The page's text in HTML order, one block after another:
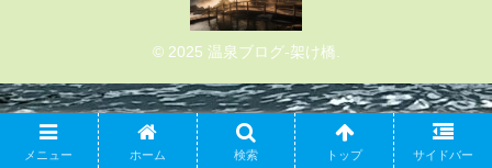
© 2025 温泉ブログ-架け橋.
メニュー ホーム 検索 トップ サイドバー